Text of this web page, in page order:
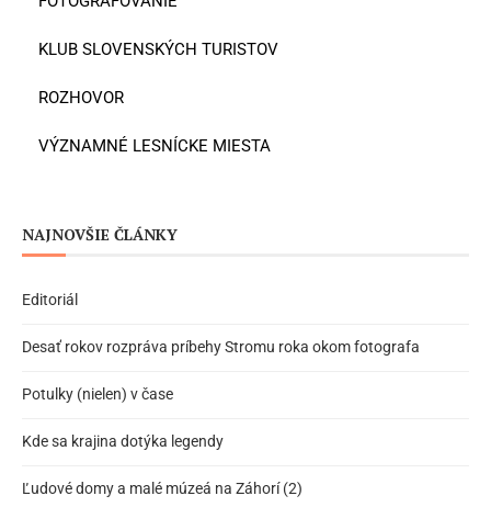
KLUB SLOVENSKÝCH TURISTOV
ROZHOVOR
VÝZNAMNÉ LESNÍCKE MIESTA
NAJNOVŠIE ČLÁNKY
Editoriál
Desať rokov rozpráva príbehy Stromu roka okom fotografa
Potulky (nielen) v čase
Kde sa krajina dotýka legendy
Ľudové domy a malé múzeá na Záhorí (2)